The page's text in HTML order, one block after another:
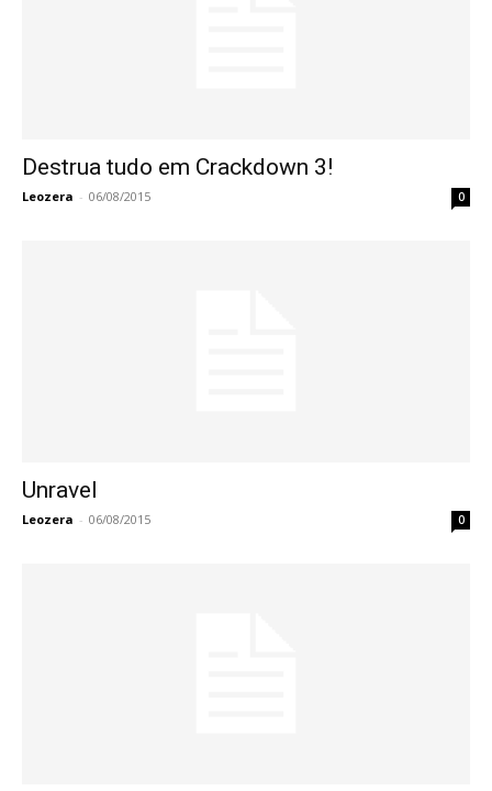
Destrua tudo em Crackdown 3!
Leozera - 06/08/2015 0
Unravel
Leozera - 06/08/2015 0